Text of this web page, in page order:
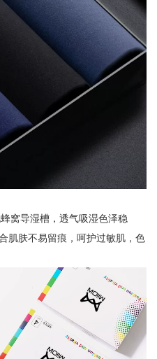
窝导湿槽，透气吸湿色泽稳
肌肤不易留痕，呵护过敏肌，色